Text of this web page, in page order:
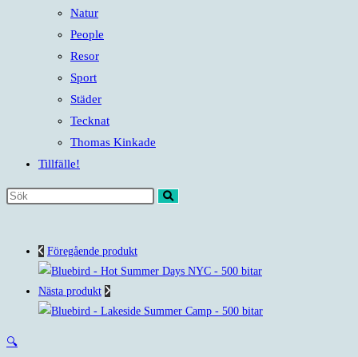
Natur
People
Resor
Sport
Städer
Tecknat
Thomas Kinkade
Tillfälle!
Sök
webbplatsFöregående produkt
Nästa produkt
🔍